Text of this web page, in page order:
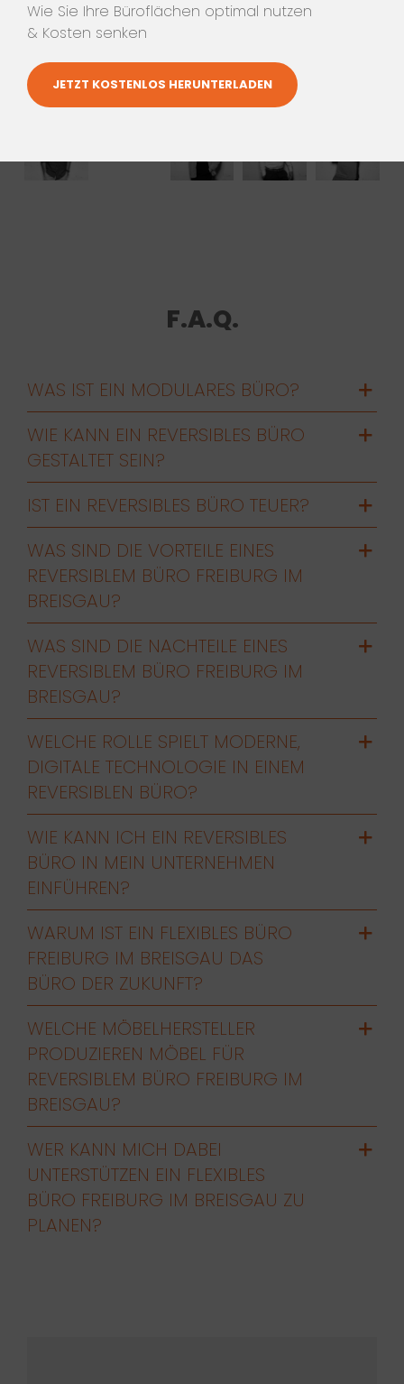
F.A.Q.
WAS IST EIN MODULARES BÜRO?
WIE KANN EIN REVERSIBLES BÜRO
GESTALTET SEIN?
IST EIN REVERSIBLES BÜRO TEUER?
WAS SIND DIE VORTEILE EINES
REVERSIBLEM BÜRO FREIBURG IM
BREISGAU?
WAS SIND DIE NACHTEILE EINES
REVERSIBLEM BÜRO FREIBURG IM
BREISGAU?
WELCHE ROLLE SPIELT MODERNE,
DIGITALE TECHNOLOGIE IN EINEM
REVERSIBLEN BÜRO?
WIE KANN ICH EIN REVERSIBLES
BÜRO IN MEIN UNTERNEHMEN
EINFÜHREN?
WARUM IST EIN FLEXIBLES BÜRO
FREIBURG IM BREISGAU DAS
BÜRO DER ZUKUNFT?
WELCHE MÖBELHERSTELLER
PRODUZIEREN MÖBEL FÜR
REVERSIBLEM BÜRO FREIBURG IM
BREISGAU?
WER KANN MICH DABEI
UNTERSTÜTZEN EIN FLEXIBLES
BÜRO FREIBURG IM BREISGAU ZU
PLANEN?
Wie Sie Ihre Büroflächen optimal nutzen
& Kosten senken
JETZT KOSTENLOS HERUNTERLADEN